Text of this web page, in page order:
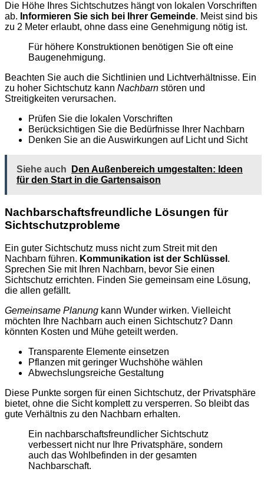
Die Höhe Ihres Sichtschutzes hängt von lokalen Vorschriften
ab. Informieren Sie sich bei Ihrer Gemeinde. Meist sind bis
zu 2 Meter erlaubt, ohne dass eine Genehmigung nötig ist.
Für höhere Konstruktionen benötigen Sie oft eine
Baugenehmigung.
Beachten Sie auch die Sichtlinien und Lichtverhältnisse. Ein
zu hoher Sichtschutz kann Nachbarn stören und
Streitigkeiten verursachen.
Prüfen Sie die lokalen Vorschriften
Berücksichtigen Sie die Bedürfnisse Ihrer Nachbarn
Denken Sie an die Auswirkungen auf Licht und Sicht
Siehe auch
Den Außenbereich umgestalten: Ideen
für den Start in die Gartensaison
Nachbarschaftsfreundliche Lösungen für
Sichtschutzprobleme
Ein guter Sichtschutz muss nicht zum Streit mit den
Nachbarn führen. Kommunikation ist der Schlüssel .
Sprechen Sie mit Ihren Nachbarn, bevor Sie einen
Sichtschutz errichten. Finden Sie gemeinsam eine Lösung,
die allen gefällt.
Gemeinsame Planung kann Wunder wirken. Vielleicht
möchten Ihre Nachbarn auch einen Sichtschutz? Dann
könnten Kosten und Mühe geteilt werden.
Transparente Elemente einsetzen
Pflanzen mit geringer Wuchshöhe wählen
Abwechslungsreiche Gestaltung
Diese Punkte sorgen für einen Sichtschutz, der Privatsphäre
bietet, ohne die Sicht komplett zu versperren. So bleibt das
gute Verhältnis zu den Nachbarn erhalten.
Ein nachbarschaftsfreundlicher Sichtschutz
verbessert nicht nur Ihre Privatsphäre, sondern
auch das Wohlbefinden in der gesamten
Nachbarschaft.